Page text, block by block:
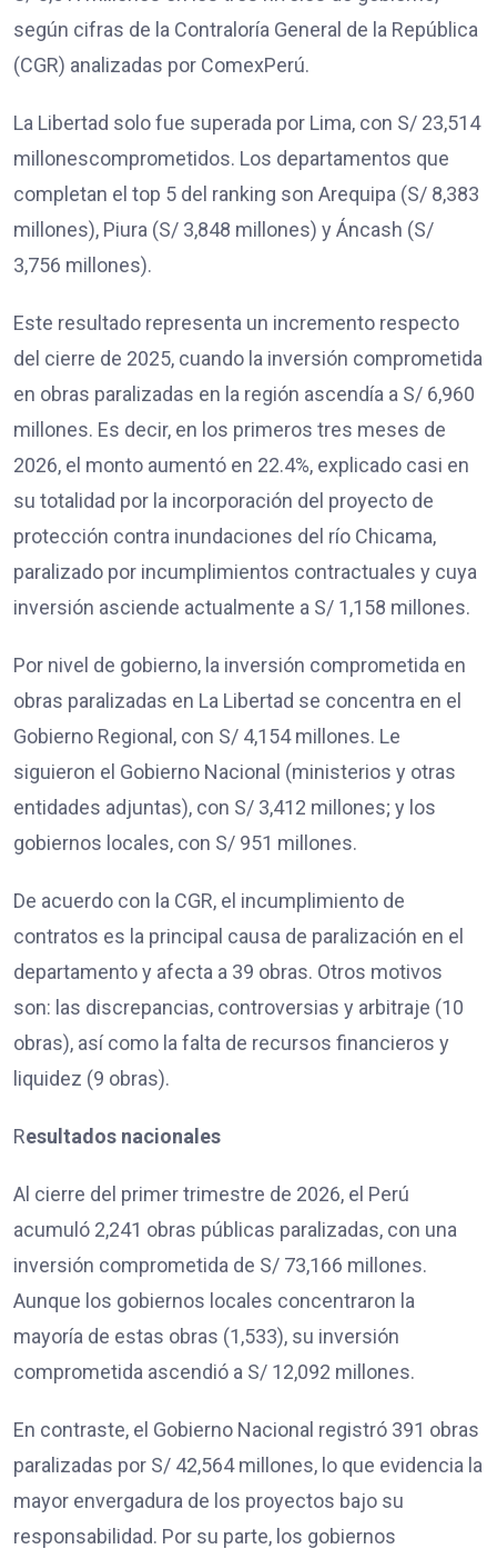
según cifras de la Contraloría General de la República
(CGR) analizadas por ComexPerú.
La Libertad solo fue superada por Lima, con S/ 23,514
millonescomprometidos. Los departamentos que
completan el top 5 del ranking son Arequipa (S/ 8,383
millones), Piura (S/ 3,848 millones) y Áncash (S/
3,756 millones).
Este resultado representa un incremento respecto
del cierre de 2025, cuando la inversión comprometida
en obras paralizadas en la región ascendía a S/ 6,960
millones. Es decir, en los primeros tres meses de
2026, el monto aumentó en 22.4%, explicado casi en
su totalidad por la incorporación del proyecto de
protección contra inundaciones del río Chicama,
paralizado por incumplimientos contractuales y cuya
inversión asciende actualmente a S/ 1,158 millones.
Por nivel de gobierno, la inversión comprometida en
obras paralizadas en La Libertad se concentra en el
Gobierno Regional, con S/ 4,154 millones. Le
siguieron el Gobierno Nacional (ministerios y otras
entidades adjuntas), con S/ 3,412 millones; y los
gobiernos locales, con S/ 951 millones.
De acuerdo con la CGR, el incumplimiento de
contratos es la principal causa de paralización en el
departamento y afecta a 39 obras. Otros motivos
son: las discrepancias, controversias y arbitraje (10
obras), así como la falta de recursos financieros y
liquidez (9 obras).
Resultados nacionales
Al cierre del primer trimestre de 2026, el Perú
acumuló 2,241 obras públicas paralizadas, con una
inversión comprometida de S/ 73,166 millones.
Aunque los gobiernos locales concentraron la
mayoría de estas obras (1,533), su inversión
comprometida ascendió a S/ 12,092 millones.
En contraste, el Gobierno Nacional registró 391 obras
paralizadas por S/ 42,564 millones, lo que evidencia la
mayor envergadura de los proyectos bajo su
responsabilidad. Por su parte, los gobiernos